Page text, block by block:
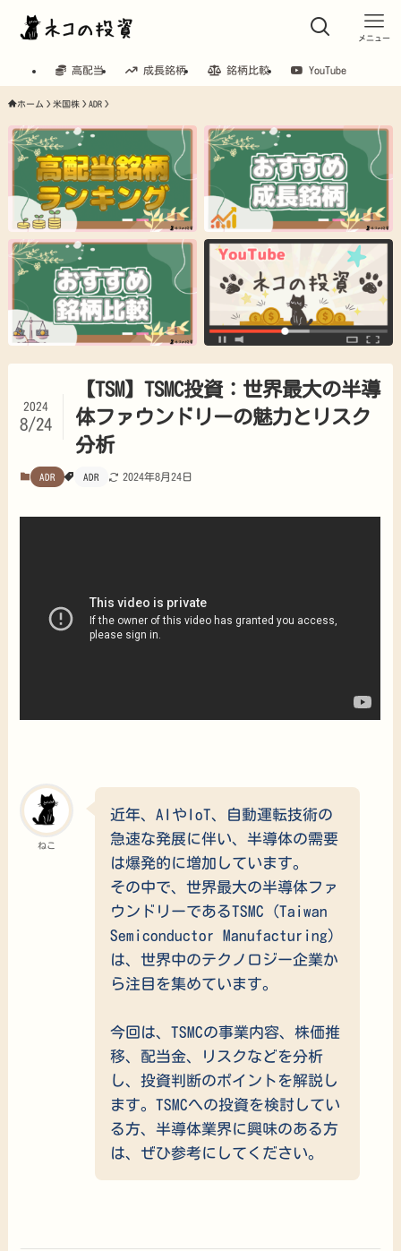
メニュー
高配当 成長銘柄 銘柄比較 YouTube
ホーム 米国株 ADR
【TSM】TSMC投資：世界最大の半導
体ファウンドリーの魅力とリスク
分析
2024
8/24
ADR ADR 2024年8月24日
ねこ
近年、AIやIoT、自動運転技術の
急速な発展に伴い、半導体の需要
は爆発的に増加しています。
その中で、世界最大の半導体ファ
ウンドリーであるTSMC（Taiwan
Semiconductor Manufacturing）
は、世界中のテクノロジー企業か
ら注目を集めています。
今回は、TSMCの事業内容、株価推
移、配当金、リスクなどを分析
し、投資判断のポイントを解説し
ます。TSMCへの投資を検討してい
る方、半導体業界に興味のある方
は、ぜひ参考にしてください。